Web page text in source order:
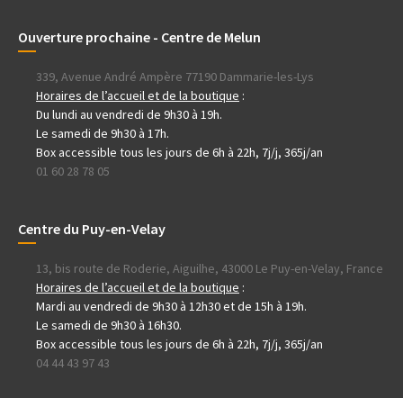
Ouverture prochaine - Centre de Melun
339, Avenue André Ampère 77190 Dammarie-les-Lys
Horaires de l’accueil et de la boutique :
Du lundi au vendredi de 9h30 à 19h.
Le samedi de 9h30 à 17h.
Box accessible tous les jours de 6h à 22h, 7j/j, 365j/an
01 60 28 78 05
Centre du Puy-en-Velay
13, bis route de Roderie, Aiguilhe, 43000 Le Puy-en-Velay, France
Horaires de l’accueil et de la boutique :
Mardi au vendredi de 9h30 à 12h30 et de 15h à 19h.
Le samedi de 9h30 à 16h30.
Box accessible tous les jours de 6h à 22h, 7j/j, 365j/an
04 44 43 97 43